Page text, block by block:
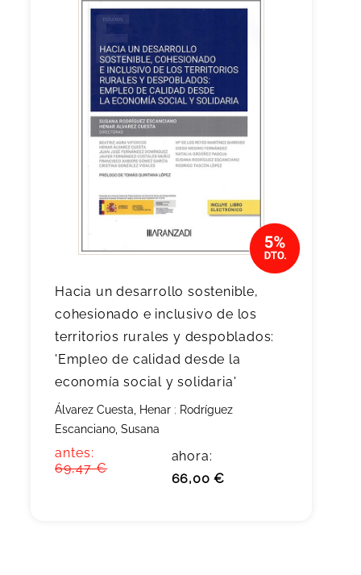
Hacia un desarrollo sostenible,
cohesionado e inclusivo de los
territorios rurales y despoblados:
'Empleo de calidad desde la
economía social y solidaria'
Álvarez Cuesta, Henar ; Rodríguez
Escanciano, Susana
antes:
69,47 €
ahora:
66,00 €